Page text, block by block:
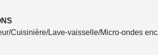
Cuisinière/Lave-vaisselle/Micro-ondes